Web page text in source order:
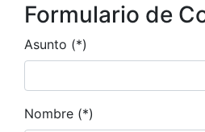
Formulario de
Asunto (*)
Nombre (*)